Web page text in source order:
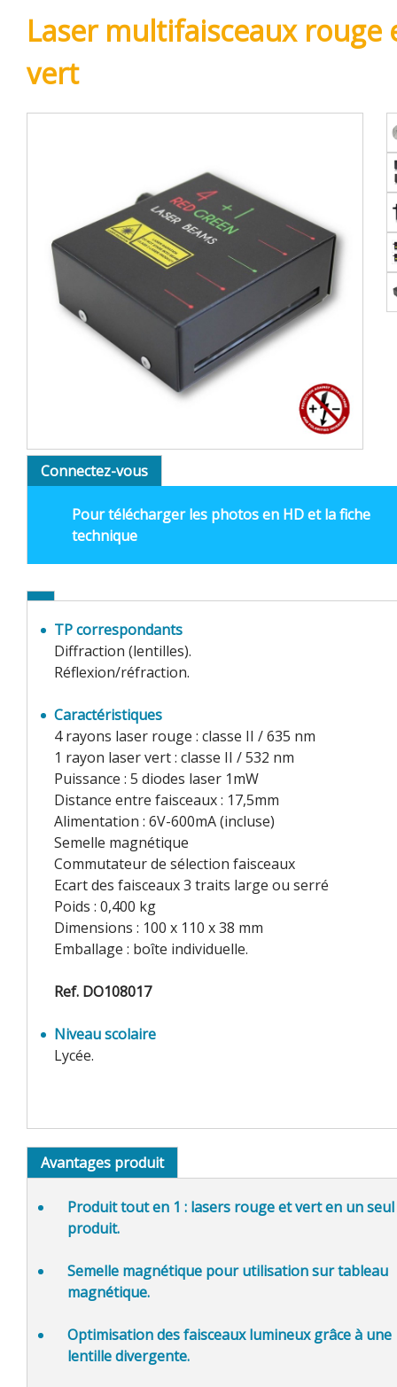
Laser multifaisceaux rouge
vert
Connectez-vous
Pour télécharger les photos en HD et la fiche
technique
TP correspondants
Diffraction (lentilles).
Réflexion/réfraction.
Caractéristiques
4 rayons laser rouge : classe II / 635 nm
1 rayon laser vert : classe II / 532 nm
Puissance : 5 diodes laser 1mW
Distance entre faisceaux : 17,5mm
Alimentation : 6V-600mA (incluse)
Semelle magnétique
Commutateur de sélection faisceaux
Ecart des faisceaux 3 traits large ou serré
Poids : 0,400 kg
Dimensions : 100 x 110 x 38 mm
Emballage : boîte individuelle.
Ref. DO108017
Niveau scolaire
Lycée.
Avantages produit
Produit tout en 1 : lasers rouge et vert en un seul
produit.
Semelle magnétique pour utilisation sur tableau
magnétique.
Optimisation des faisceaux lumineux grâce à une
lentille divergente.